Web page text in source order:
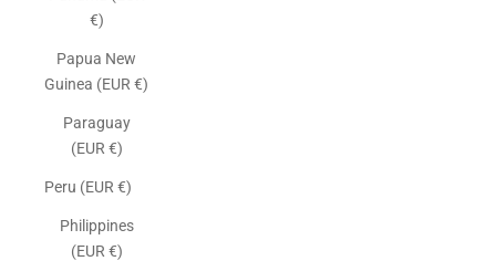
€)
Papua New
Guinea (EUR €)
Paraguay
(EUR €)
Peru (EUR €)
Philippines
(EUR €)